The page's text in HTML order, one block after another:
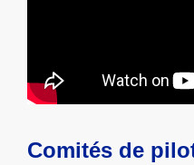
Comités de